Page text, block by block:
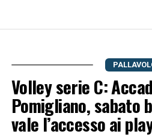
Volley serie C:
Pomigliano, sabato
vale l’accesso ai